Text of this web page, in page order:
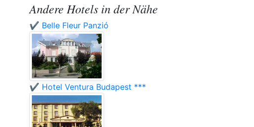
Andere Hotels in der Nähe
✔️ Belle Fleur Panzió
✔️ Hotel Ventura Budapest ***